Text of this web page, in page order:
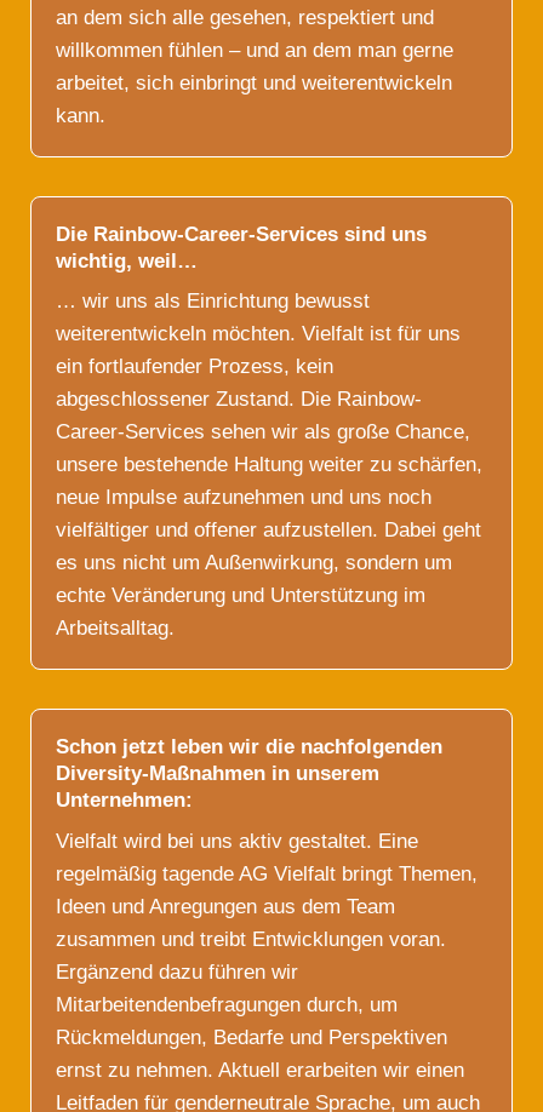
an dem sich alle gesehen, respektiert und
willkommen fühlen – und an dem man gerne
arbeitet, sich einbringt und weiterentwickeln
kann.
Die Rainbow-Career-Services sind uns
wichtig, weil…
… wir uns als Einrichtung bewusst
weiterentwickeln möchten. Vielfalt ist für uns
ein fortlaufender Prozess, kein
abgeschlossener Zustand. Die Rainbow-
Career-Services sehen wir als große Chance,
unsere bestehende Haltung weiter zu schärfen,
neue Impulse aufzunehmen und uns noch
vielfältiger und offener aufzustellen. Dabei geht
es uns nicht um Außenwirkung, sondern um
echte Veränderung und Unterstützung im
Arbeitsalltag.
Schon jetzt leben wir die nachfolgenden
Diversity-Maßnahmen in unserem
Unternehmen:
Vielfalt wird bei uns aktiv gestaltet. Eine
regelmäßig tagende AG Vielfalt bringt Themen,
Ideen und Anregungen aus dem Team
zusammen und treibt Entwicklungen voran.
Ergänzend dazu führen wir
Mitarbeitendenbefragungen durch, um
Rückmeldungen, Bedarfe und Perspektiven
ernst zu nehmen. Aktuell erarbeiten wir einen
Leitfaden für genderneutrale Sprache, um auch